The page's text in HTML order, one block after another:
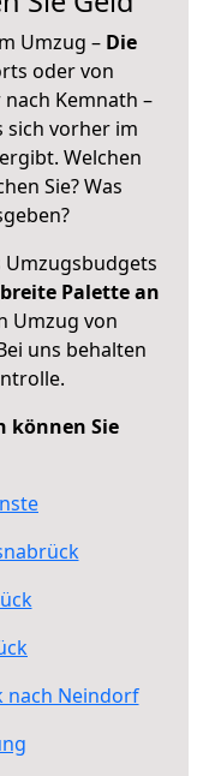
Umzug – Die
oder von
Kemnath –
sich vorher im
Welchen
Sie? Was
breite Palette an
Umzug von
uns behalten
können Sie
nach Neindorf